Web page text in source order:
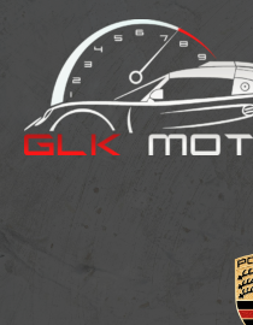
contenu